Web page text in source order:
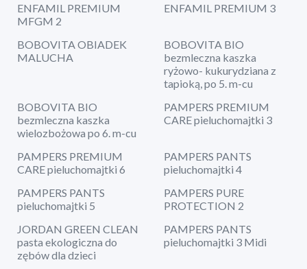
ENFAMIL PREMIUM
MFGM 2
ENFAMIL PREMIUM 3
BOBOVITA OBIADEK
MALUCHA
BOBOVITA BIO
bezmleczna kaszka
ryżowo- kukurydziana z
tapioką, po 5. m-cu
BOBOVITA BIO
bezmleczna kaszka
wielozbożowa po 6. m-cu
PAMPERS PREMIUM
CARE pieluchomajtki 3
PAMPERS PREMIUM
CARE pieluchomajtki 6
PAMPERS PANTS
pieluchomajtki 4
PAMPERS PANTS
pieluchomajtki 5
PAMPERS PURE
PROTECTION 2
JORDAN GREEN CLEAN
pasta ekologiczna do
zębów dla dzieci
PAMPERS PANTS
pieluchomajtki 3 Midi